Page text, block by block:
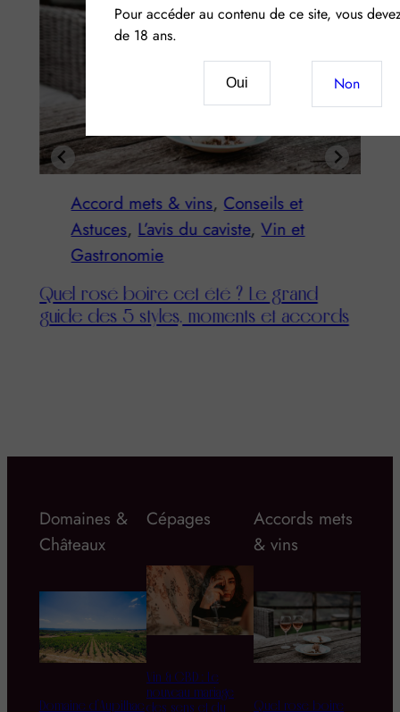
Accord mets & vins, Conseils et
Astuces, L’avis du caviste, Vin et
Gastronomie
Quel rosé boire cet été ? Le grand
guide des 5 styles, moments et accords
Domaines &
Châteaux
Domaine d’Aupilhac
Cépages
Vin & CBD : Le
nouveau mariage
des sens et du
Accords mets
& vins
Quel rosé boire
Pour accéder au contenu de ce site, vous
de 18 ans.
Oui Non